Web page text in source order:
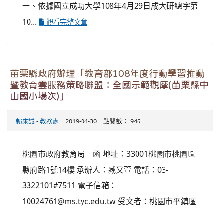
一、依據國立成功大學108年4月29日成大研總字第
10...
觀看完整文章
苗栗縣政府辦理「教育部108年度行動學習推動
暨教育雲服務策略聯盟：全國示範觀摩(苗栗縣中
山國小場次)」
賴來誠-教務處 | 2019-04-30 | 點閱數： 946
桃園市政府教育局 函 地址：33001桃園市桃園區
縣府路1號14樓 承辦人：臧又萱 電話：03-
3322101#7511 電子信箱：
10024761@ms.tyc.edu.tw 受文者：桃園市平鎮區